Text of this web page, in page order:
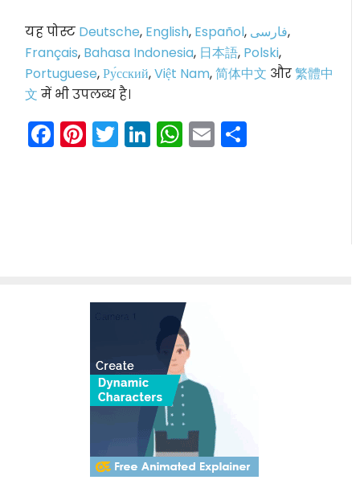
यह पोस्ट Deutsche, English, Español, فارسی,
Français, Bahasa Indonesia, 日本語, Polski,
Portuguese,Ру́сский,Việt Nam,简体中文 और繁體中
文 में भी उपलब्ध है।
Facebook
Pinterest
Twitter
LinkedIn
WhatsApp
Email